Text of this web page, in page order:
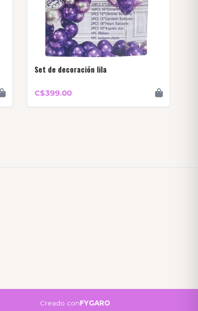
Set de decoración lila
C$399.00
Creado conFYGARO